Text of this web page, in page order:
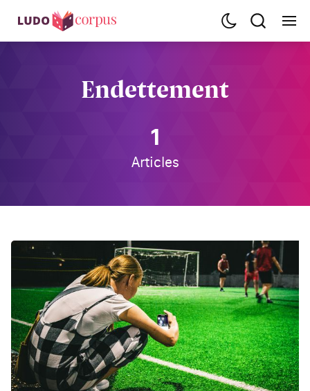
Endettement
1
Articles